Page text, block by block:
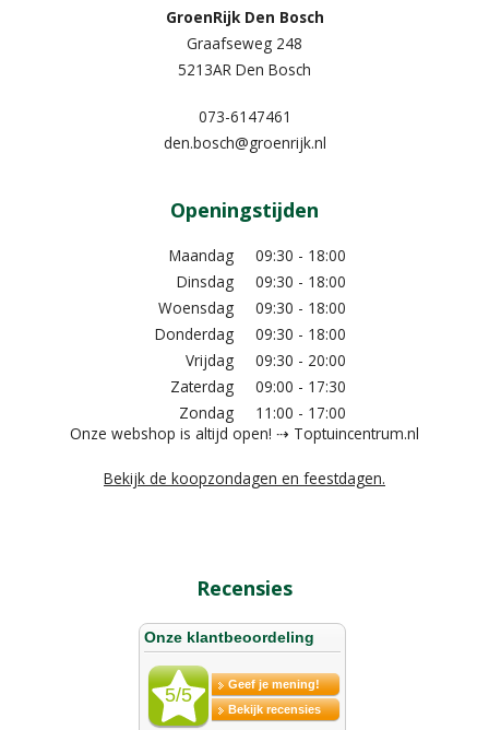
GroenRijk Den Bosch
Graafseweg 248
5213AR Den Bosch
073-6147461
den.bosch@groenrijk.nl
Openingstijden
Maandag
09:30 - 18:00
Dinsdag
09:30 - 18:00
Woensdag
09:30 - 18:00
Donderdag
09:30 - 18:00
Vrijdag
09:30 - 20:00
Zaterdag
09:00 - 17:30
Zondag
11:00 - 17:00
Onze webshop is altijd open! ⇢ Toptuincentrum.nl
Bekijk de koopzondagen en feestdagen.
Recensies